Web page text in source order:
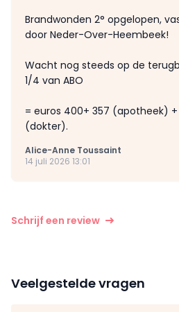
Brandwonden 2° opgelopen,
door Neder-Over-Heembeek!
Wacht nog steeds op de
1/4 van ABO
= euros 400+ 357 (apotheek)
(dokter).
Alice-Anne Toussaint
14 juli 2026 13:01
Schrijf een review
Veelgestelde vragen